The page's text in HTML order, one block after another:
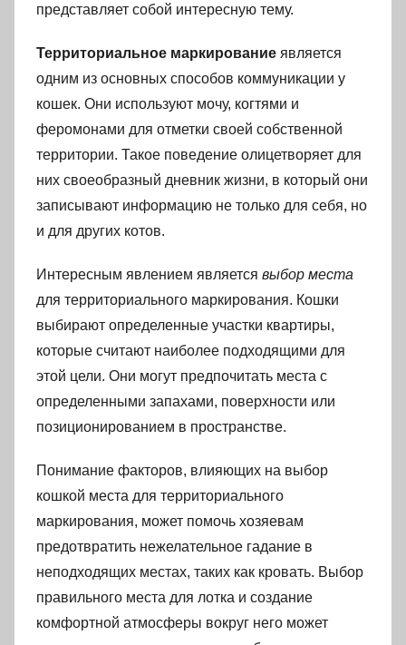
представляет собой интересную тему.
Территориальное маркирование является
одним из основных способов коммуникации у
кошек. Они используют мочу, когтями и
феромонами для отметки своей собственной
территории. Такое поведение олицетворяет для
них своеобразный дневник жизни, в который они
записывают информацию не только для себя, но
и для других котов.
Интересным явлением является выбор места
для территориального маркирования. Кошки
выбирают определенные участки квартиры,
которые считают наиболее подходящими для
этой цели. Они могут предпочитать места с
определенными запахами, поверхности или
позиционированием в пространстве.
Понимание факторов, влияющих на выбор
кошкой места для территориального
маркирования, может помочь хозяевам
предотвратить нежелательное гадание в
неподходящих местах, таких как кровать. Выбор
правильного места для лотка и создание
комфортной атмосферы вокруг него может